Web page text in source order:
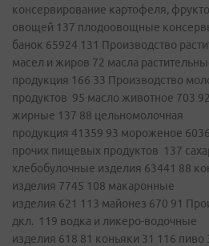
консервирование картофеля,
овощей 137 плодоовощные
банок 65924 131 Производство
масел и жиров 72 масла
продукция 166 33 Производство
продуктов 95 масло животное 703
жирные 137 88 цельномолочная
продукция 41359 93 мороженое
прочих пищевых продуктов 137
хлебобулочные изделия 63441 88
изделия 7745 108 макаронные
изделия 621 113 майонез 670 91
дкл. 119 водка и ликеро-водочные
изделия 618 81 коньяки 31 116 пиво